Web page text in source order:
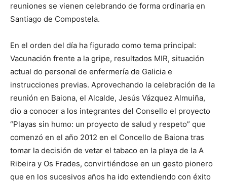
reuniones se vienen celebrando de forma ordinaria en
Santiago de Compostela.
En el orden del día ha figurado como tema principal:
Vacunación frente a la gripe, resultados MIR, situación
actual do personal de enfermería de Galicia e
instrucciones previas. Aprovechando la celebración de la
reunión en Baiona, el Alcalde, Jesús Vázquez Almuiña,
dio a conocer a los integrantes del Consello el proyecto
“Playas sin humo: un proyecto de salud y respeto” que
comenzó en el año 2012 en el Concello de Baiona tras
tomar la decisión de vetar el tabaco en la playa de la A
Ribeira y Os Frades, convirtiéndose en un gesto pionero
que en los sucesivos años ha ido extendiendo con éxito